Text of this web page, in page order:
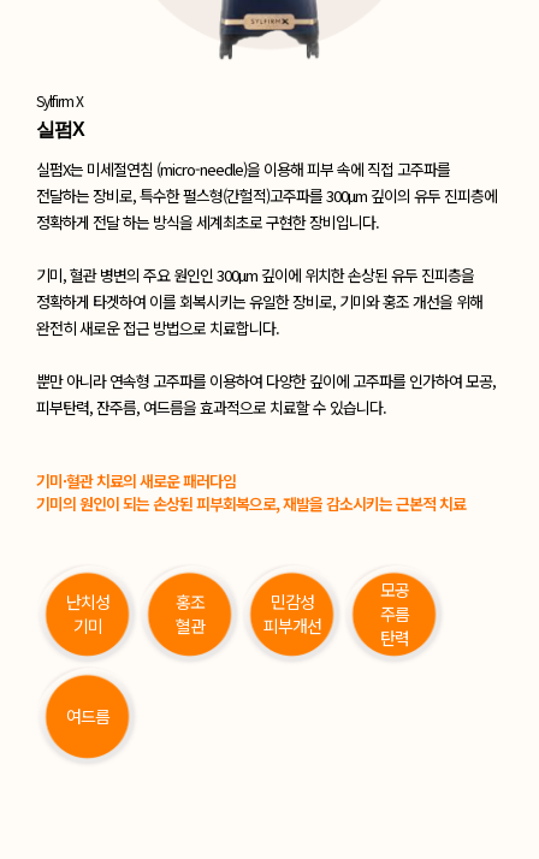
Sylfirm X
실펌X
실펌X는 미세절연침 (micro-needle)을 이용해 피부 속에 직접 고주파를
전달하는 장비로,특수한 펄스형(간헐적)고주파를 300µm 깊이의 유두 진피층에
정확하게 전달 하는 방식을세계최초로 구현한 장비입니다.
기미, 혈관 병변의 주요 원인인 300µm 깊이에 위치한 손상된 유두 진피층을
정확하게 타겟하여 이를 회복시키는 유일한 장비로, 기미와 홍조 개선을 위해
완전히 새로운 접근 방법으로 치료합니다.
뿐만 아니라 연속형 고주파를 이용하여 다양한 깊이에 고주파를 인가하여모공,
피부탄력, 잔주름, 여드름을 효과적으로 치료할 수 있습니다.
기미·혈관 치료의 새로운 패러다임
기미의 원인이 되는 손상된 피부회복으로, 재발을 감소시키는 근본적 치료
난치성
기미
홍조
혈관
민감성
피부개선
모공
주름
탄력
여드름